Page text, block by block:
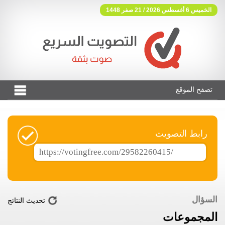
الخميس 6 أغسطس 2026 / 21 صفر 1448
فوتنج فري موقع تصويت مجاني
تصفح الموقع
رابط التصويت
السؤال
المجموعات
تحديث النتائج